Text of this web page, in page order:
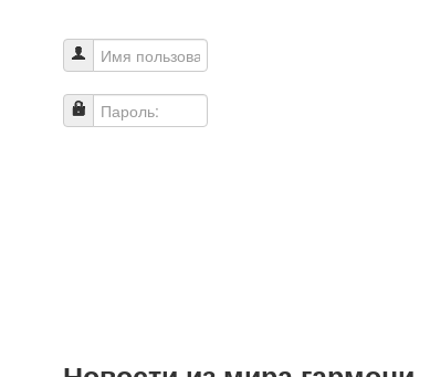
Имя пользователя
Пароль: